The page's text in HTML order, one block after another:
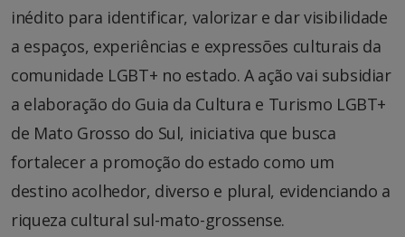
inédito para identificar, valorizar e dar visibilidade
a espaços, experiências e expressões culturais da
comunidade LGBT+ no estado. A ação vai subsidiar
a elaboração do Guia da Cultura e Turismo LGBT+
de Mato Grosso do Sul, iniciativa que busca
fortalecer a promoção do estado como um
destino acolhedor, diverso e plural, evidenciando a
riqueza cultural sul-mato-grossense.